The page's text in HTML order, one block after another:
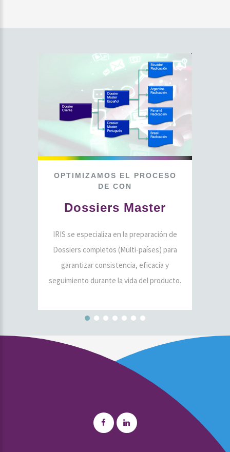
Dossiers Master
OPTIMIZAMOS EL
PROCESO
DE CON
IRIS se especializa en la preparación de
Dossiers completos (Multi-países) para
garantizar consistencia, eficacia y
seguimiento durante la vida del producto.